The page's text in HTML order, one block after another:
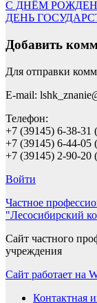
Навигация
по
записям
С ДНЁМ
ДЕНЬ
Добавить
Для отправки
E-mail:
Телефон:
+7 (39145) 6-38-31
+7 (39145) 6-44-05
+7 (39145) 2-90-20
Войти
Частное
"Лесосибирский
Сайт частного
учреждения
Сайт работает на
Контактная